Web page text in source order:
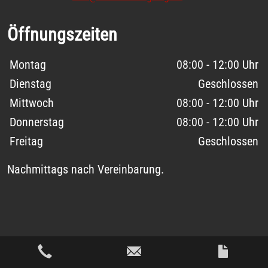
Öffnungszeiten
Wochentage / Monate
Öffnungszeiten / Hinweise
Montag
08:00 - 12:00 Uhr
Dienstag
Geschlossen
Mittwoch
08:00 - 12:00 Uhr
Donnerstag
08:00 - 12:00 Uhr
Freitag
Geschlossen
Nachmittags nach Vereinbarung.